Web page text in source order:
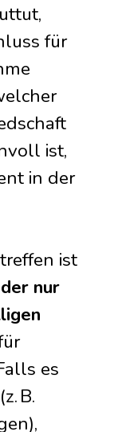
für
ist,
in der
ist
nur
es
B.